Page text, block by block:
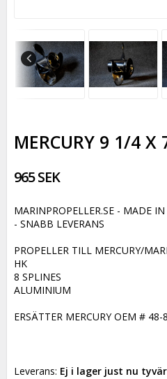
MERCURY 9 1/4 X
965 SEK
MARINPROPELLER.SE - MADE
- SNABB LEVERANS
PROPELLER TILL MERCURY/
HK
8 SPLINES
ALUMINIUM
ERSÄTTER MERCURY OEM #
Leverans: Ej i lager just nu